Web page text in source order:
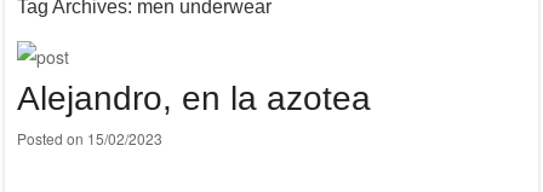
Tag Archives: men underwear
Alejandro, en la azotea
Posted on 15/02/2023